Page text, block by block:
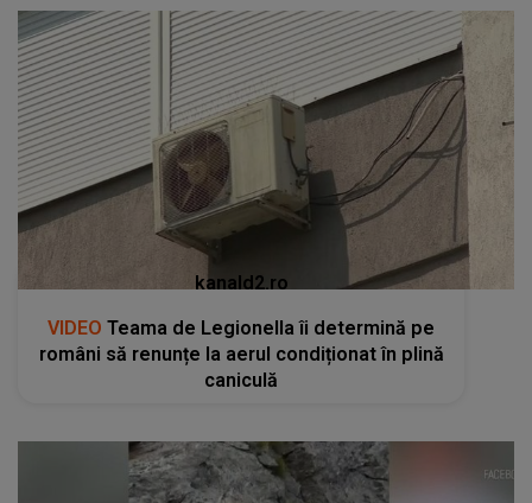
kanald2.ro
VIDEO Teama de Legionella îi determină pe
români să renunțe la aerul condiționat în plină
caniculă